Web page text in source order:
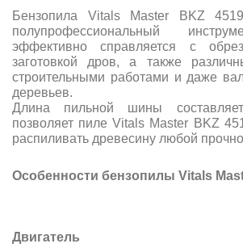
Бензопила Vitals Master BKZ
полупрофессиональный
эффективно справляется с
заготовкой дров, а также
строительными работами и даже
деревьев.
Длина пильной шины
позволяет пиле Vitals Master BKZ
распиливать древесину любой
Особенности бензопилы Vitals
Двигатель